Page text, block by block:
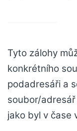
Tyto zálohy
konkrétního
podadresáři a
soubor/
jako byl v čase